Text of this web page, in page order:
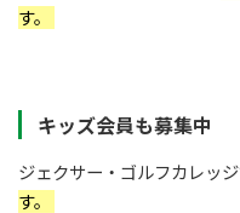
す。
キッズ会員も募集中
ジェクサー・ゴルフカレッ
す。